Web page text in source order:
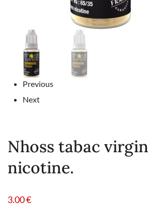
Previous
Next
Nhoss tabac
nicotine.
3.00€